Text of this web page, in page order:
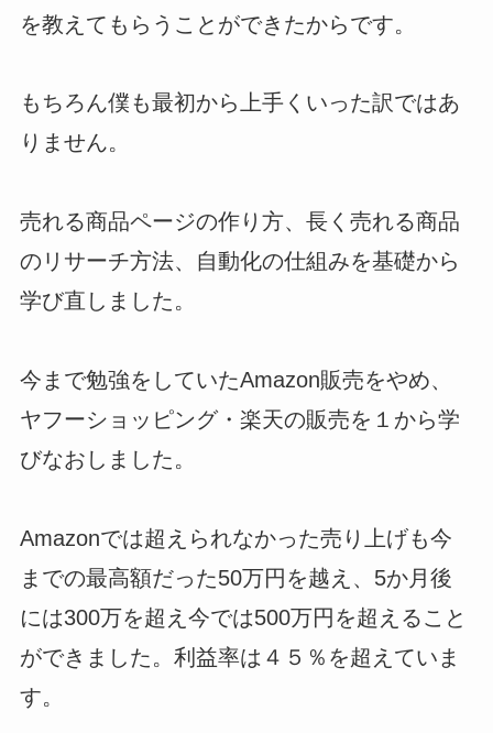
を教えてもらうことができたからです。
もちろん僕も最初から上手くいった訳ではあ
りません。
売れる商品ページの作り方、長く売れる商品
のリサーチ方法、自動化の仕組みを基礎から
学び直しました。
今まで勉強をしていたAmazon販売をやめ、
ヤフーショッピング・楽天の販売を１から学
びなおしました。
Amazonでは超えられなかった売り上げも今
までの最高額だった50万円を越え、5か月後
には300万を超え今では500万円を超えること
ができました。利益率は４５％を超えていま
す。